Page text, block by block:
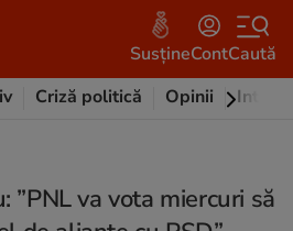
SusțineContCaută
Criză politică Opinii
”PNL va vota miercuri să